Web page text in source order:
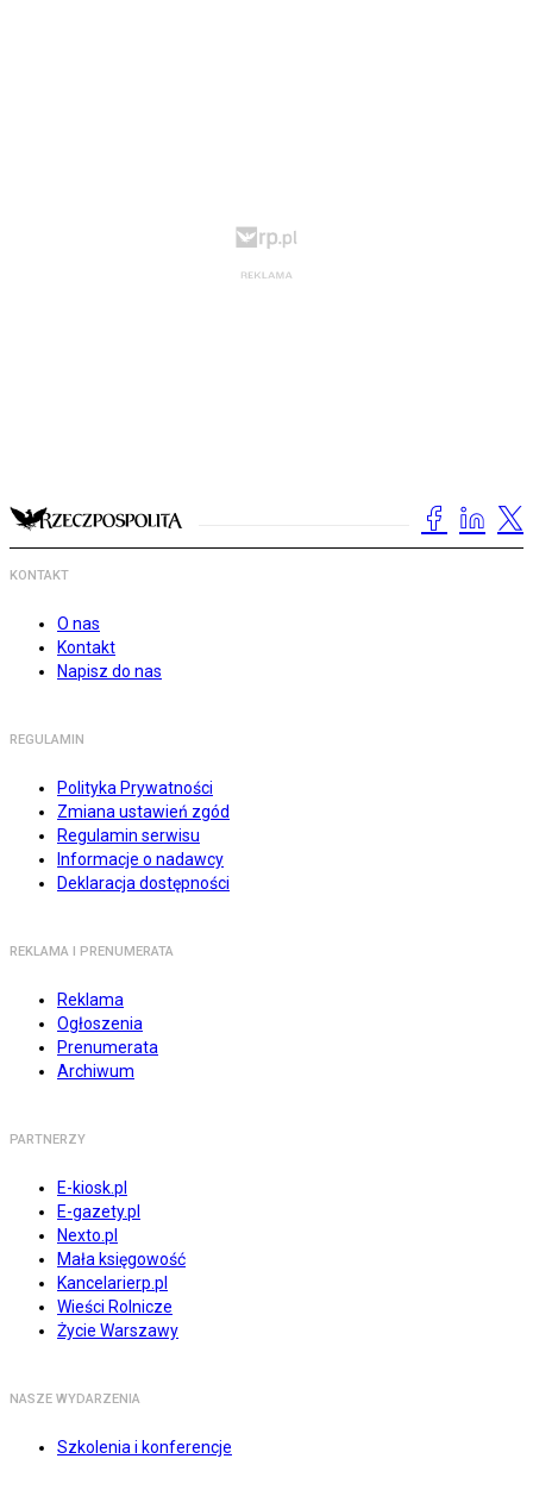
KONTAKT
O nas
Kontakt
Napisz do nas
REGULAMIN
Polityka Prywatności
Zmiana ustawień zgód
Regulamin serwisu
Informacje o nadawcy
Deklaracja dostępności
REKLAMA I PRENUMERATA
Reklama
Ogłoszenia
Prenumerata
Archiwum
PARTNERZY
E-kiosk.pl
E-gazety.pl
Nexto.pl
Mała księgowość
Kancelarierp.pl
Wieści Rolnicze
Życie Warszawy
NASZE WYDARZENIA
Szkolenia i konferencje